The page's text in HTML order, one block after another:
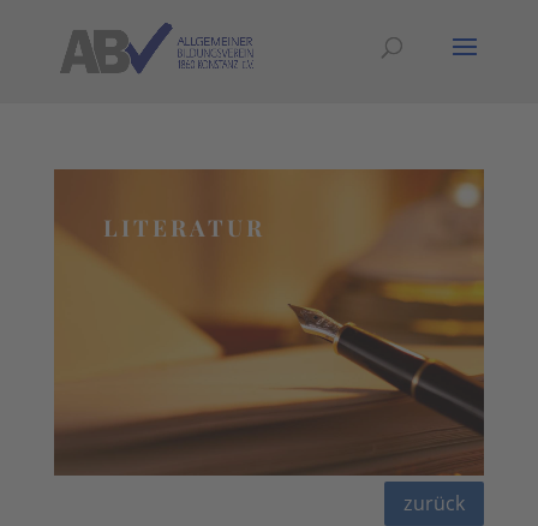
LITERATUR
zurück